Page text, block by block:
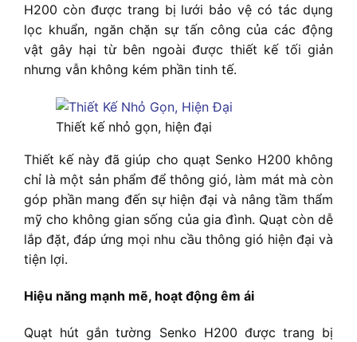
H200 còn được trang bị lưới bảo vệ có tác dụng
lọc khuẩn, ngăn chặn sự tấn công của các động
vật gây hại từ bên ngoài được thiết kế tối giản
nhưng vẫn không kém phần tinh tế.
Thiết kế nhỏ gọn, hiện đại
Thiết kế này đã giúp cho quạt Senko H200 không
chỉ là một sản phẩm để thông gió, làm mát mà còn
góp phần mang đến sự hiện đại và nâng tầm thẩm
mỹ cho không gian sống của gia đình. Quạt còn dễ
lắp đặt, đáp ứng mọi nhu cầu thông gió hiện đại và
tiện lợi.
Hiệu năng mạnh mẽ, hoạt động êm ái
Quạt hút gắn tường Senko H200 được trang bị